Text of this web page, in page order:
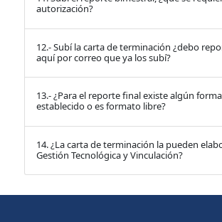
autorización?
12.- Subí la carta de terminación ¿debo
aquí por correo que ya los subí?
13.- ¿Para el reporte final existe algún
establecido o es formato libre?
14. ¿La carta de terminación la pueden
Gestión Tecnológica y Vinculación?